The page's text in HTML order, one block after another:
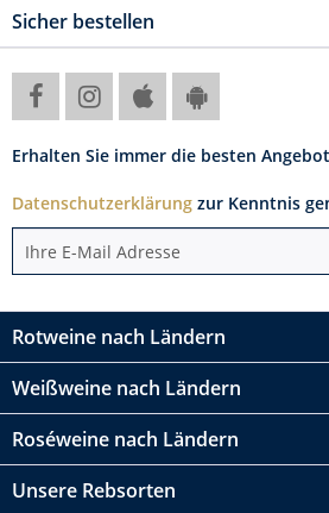
Sicher bestellen
Erhalten Sie immer die besten
Datenschutzerklärung zur Kenntnis
Rotweine nach Ländern
Weißweine nach Ländern
Roséweine nach Ländern
Unsere Rebsorten